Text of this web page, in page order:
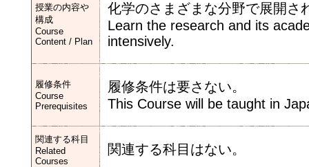
授業の内容や
構成
Course
Content / Plan
化学のさまざまな分野で展開さ
Learn the research and its
intensively.
履修条件
Course
Prerequisites
履修条件は要さない。
This Course will be taught in
関連する科目
Related
Courses
関連する科目はない。